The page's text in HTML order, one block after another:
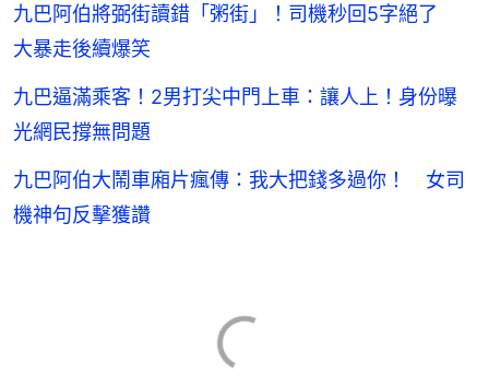
九巴阿伯將弼街讀錯「粥街」！司機秒回5字絕了
大暴走後續爆笑
九巴逼滿乘客！2男打尖中門上車：讓人上！身份曝
光網民撐無問題
九巴阿伯大鬧車廂片瘋傳：我大把錢多過你！ 女司
機神句反擊獲讚